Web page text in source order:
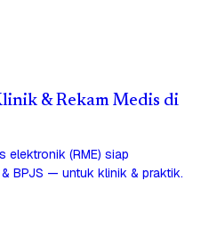
& Rekam Medis di
elektronik (RME) siap
& BPJS — untuk klinik & praktik.